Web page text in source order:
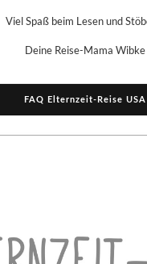
Viel Spaß beim Lesen und
Deine Reise-Mama Wibke
FAQ Elternzeit-Reise USA